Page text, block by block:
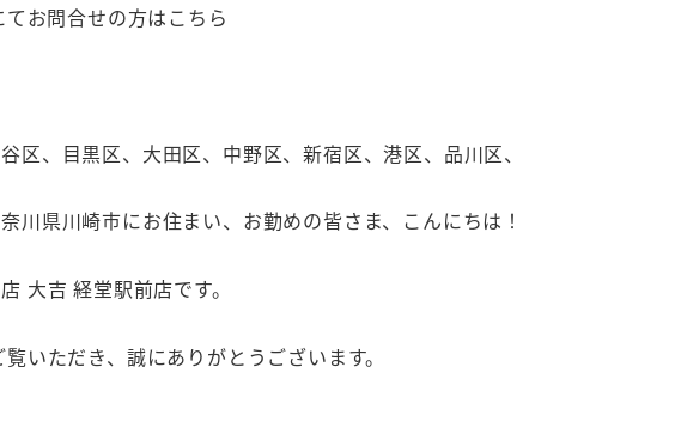
お問合せの方はこちら
区、目黒区、大田区、中野区、新宿区、港区、品川区、
川県川崎市にお住まい、お勤めの皆さま、こんにちは！
大吉 経堂駅前店です。
いただき、誠にありがとうございます。